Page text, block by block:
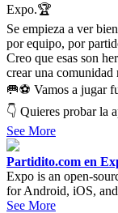
Expo.🏆
Se empieza a ver
por equipo, por
Creo que esas son
crear una comunidad
🥅⚽ Vamos a jugar
👇 Quieres probar la
See More
Partidito.com en
Expo is an open-
for Android, iOS,
See More